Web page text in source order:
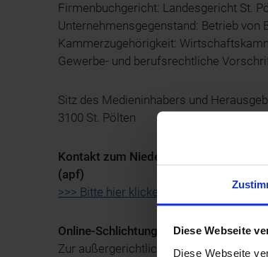
Diese Webseite
Diese Webseite
Firmenbuchgericht: Landesgericht St.
Unternehmensgegenstand: Betrieb von
Kammerzugehörigkeit:
Gewerbe- und berufsrechtliche
Sitz des Medieninhabers und
3100 St. Pölten
Kontakt zum Niederösterreich Bahnen
(apf)
>>> Bitte hier klicken <<<
Online-Schlichtungsplattform
Zur außergerichtlichen Beilegung von